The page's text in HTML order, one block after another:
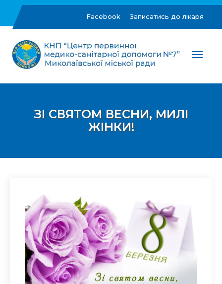
content
Facebook Записатись до лікаря
ЦПМСД №7 м.Миколаїв
первинної медико-санітарної допомоги №7"
ЗІ СВЯТОМ ВЕСНИ, МИЛІ
ЖІНКИ!